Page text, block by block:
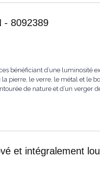
- 8092389
bénéficiant d’une luminosité
pierre, le verre, le métal et le
de nature et d’un verger
et intégralement